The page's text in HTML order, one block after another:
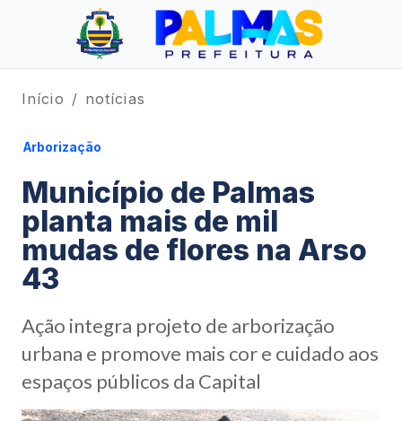
Início notícias
Arborização
Município de Palmas
planta mais de mil
mudas de flores na Arso
43
Ação integra projeto de arborização
urbana e promove mais cor e cuidado aos
espaços públicos da Capital